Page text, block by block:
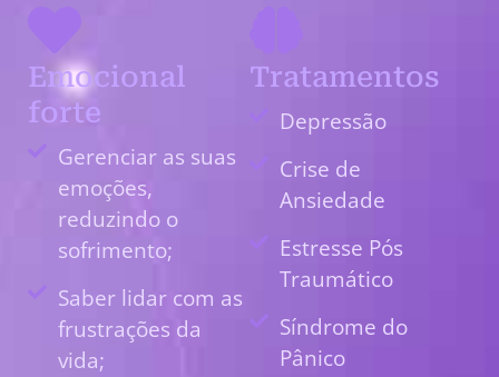
Emocional
forte
Gerenciar as suas
emoções,
reduzindo o
sofrimento;
Saber lidar com as
frustrações da
vida;
Tratamentos
Depressão
Crise de
Ansiedade
Estresse Pós
Traumático
Síndrome do
Pânico